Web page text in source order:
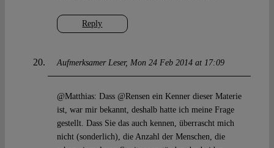
Reply
Aufmerksamer Leser Mon 24 Feb 2014 at 17:09
@Matthias: Dass @Rensen ein Kenner dieser Materie
ist, war mir bekannt, deshalb hatte ich meine Frage
gestellt. Dass Sie das auch kennen, überrascht mich
nicht (sonderlich), die Anzahl der Menschen, die